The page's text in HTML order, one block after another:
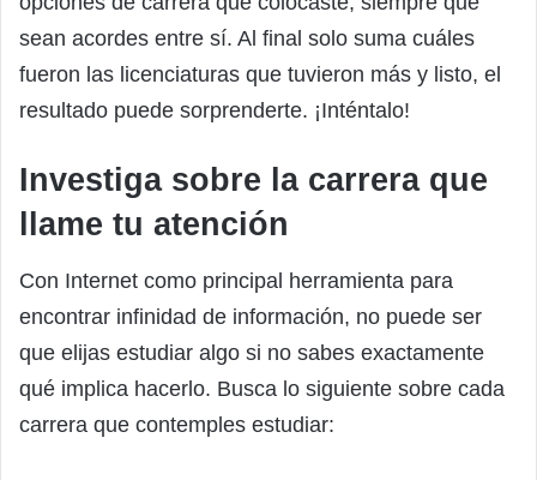
sean acordes entre sí. Al final solo suma cuáles
fueron las licenciaturas que tuvieron más y listo, el
resultado puede sorprenderte. ¡Inténtalo!
Investiga sobre la carrera que
llame tu atención
Con Internet como principal herramienta para
encontrar infinidad de información, no puede ser
que elijas estudiar algo si no sabes exactamente
qué implica hacerlo. Busca lo siguiente sobre cada
carrera que contemples estudiar: